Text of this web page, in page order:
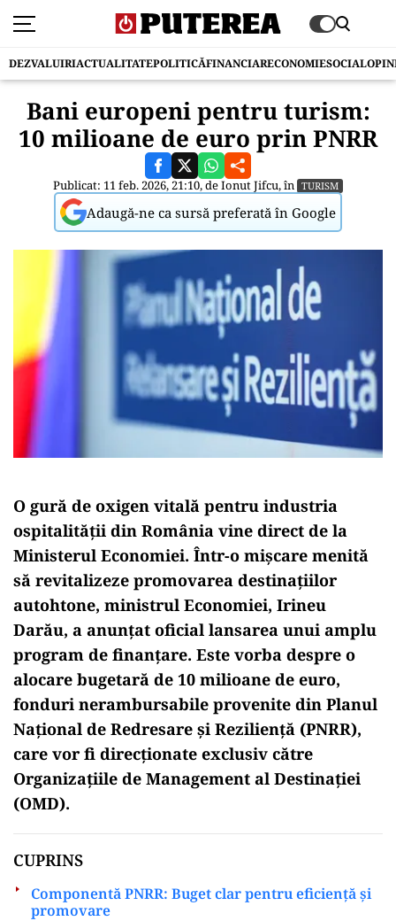
DEZVALUIRIACTUALITATEPOLITICĂFINANCIARECONOMIESOCIAL
Bani europeni pentru turism:
10 milioane de euro prin PNRR
Publicat: 11 feb. 2026, 21:10, deIonut Jifcu, în TURISM
Adaugă-ne ca sursă preferată în Google
O gură de oxigen vitală pentru industria
ospitalității din România vine direct de la
Ministerul Economiei. Într-o mișcare menită
să revitalizeze promovarea destinațiilor
autohtone, ministrul Economiei, Irineu
Darău, a anunțat oficial lansarea unui amplu
program de finanțare. Este vorba despre o
alocare bugetară de 10 milioane de euro,
fonduri nerambursabile provenite din Planul
Național de Redresare și Reziliență (PNRR),
care vor fi direcționate exclusiv către
Organizațiile de Management al Destinației
(OMD).
CUPRINS
Componentă PNRR: Buget clar pentru eficiență și
promovare